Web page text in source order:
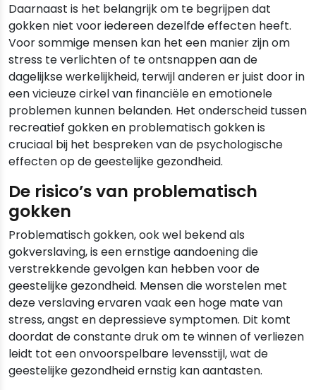
Daarnaast is het belangrijk om te begrijpen dat
gokken niet voor iedereen dezelfde effecten heeft.
Voor sommige mensen kan het een manier zijn om
stress te verlichten of te ontsnappen aan de
dagelijkse werkelijkheid, terwijl anderen er juist door in
een vicieuze cirkel van financiële en emotionele
problemen kunnen belanden. Het onderscheid tussen
recreatief gokken en problematisch gokken is
cruciaal bij het bespreken van de psychologische
effecten op de geestelijke gezondheid.
De risico’s van problematisch
gokken
Problematisch gokken, ook wel bekend als
gokverslaving, is een ernstige aandoening die
verstrekkende gevolgen kan hebben voor de
geestelijke gezondheid. Mensen die worstelen met
deze verslaving ervaren vaak een hoge mate van
stress, angst en depressieve symptomen. Dit komt
doordat de constante druk om te winnen of verliezen
leidt tot een onvoorspelbare levensstijl, wat de
geestelijke gezondheid ernstig kan aantasten.